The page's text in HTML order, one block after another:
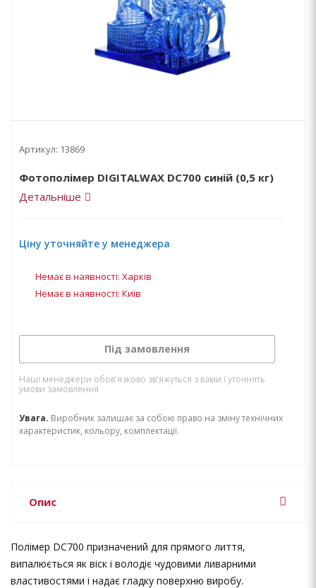
Артикул: 13869
Фотополімер DIGITALWAX DC700 синій (0,5 кг)
Детальніше
Ціну уточняйте у менеджера
Немає в наявності: Харків
Немає в наявності: Київ
Під замовлення
Наші менеджери обов'язково зв'яжуться з вами і уточнять
умови замовлення
Увага. Виробник залишає за собою право на зміну технічних
характеристик, кольору, комплектації.
Опис
Полімер DC700 призначений для прямого лиття,
випалюється як віск і володіє чудовими ливарними
властивостями і надає гладку поверхню виробу.